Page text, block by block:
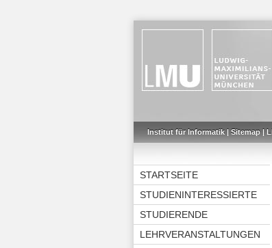
Institut für Informatik| Sitemap|
STARTSEITE
STUDIENINTERESSIERTE
STUDIERENDE
LEHRVERANSTALTUNGEN